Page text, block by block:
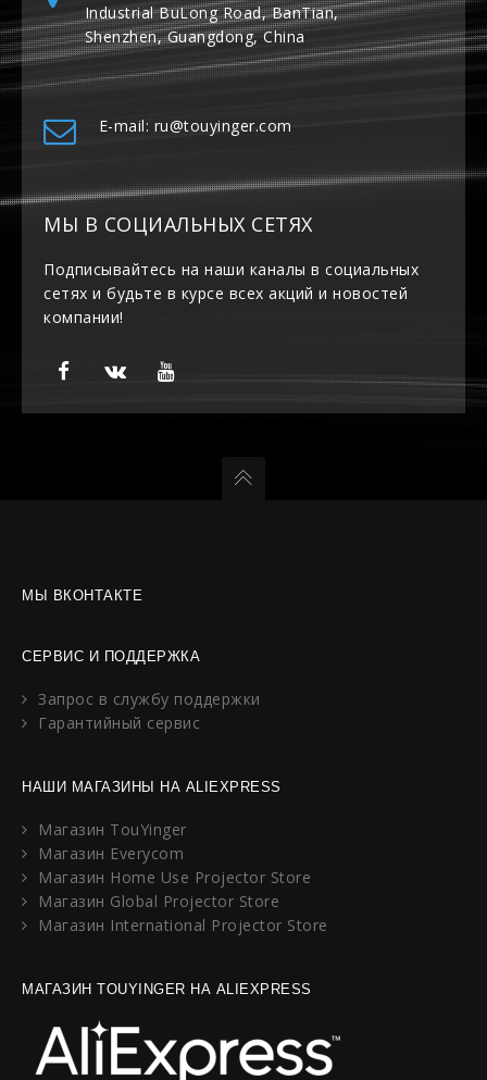
Industrial BuLong Road, BanTian,
Shenzhen, Guangdong, China
E-mail: ru@touyinger.com
МЫ В СОЦИАЛЬНЫХ СЕТЯХ
Подписывайтесь на наши каналы в социальных
сетях и будьте в курсе всех акций и новостей
компании!
МЫ ВКОНТАКТЕ
СЕРВИС И ПОДДЕРЖКА
Запрос в службу поддержки
Гарантийный сервис
НАШИ МАГАЗИНЫ НА ALIEXPRESS
Магазин TouYinger
Магазин Everycom
Магазин Home Use Projector Store
Магазин Global Projector Store
Магазин International Projector Store
МАГАЗИН TOUYINGER НА ALIEXPRESS